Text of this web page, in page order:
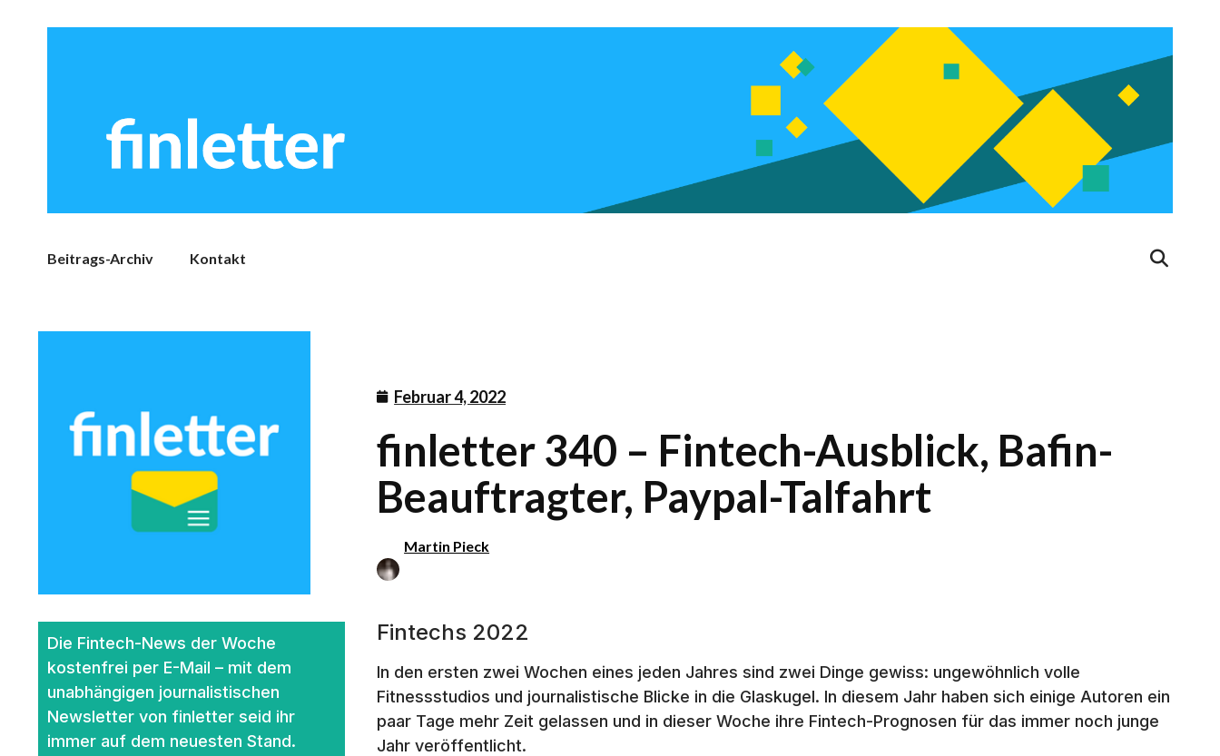
Beitrags-Archiv Kontakt
Februar 4, 2022
finletter 340 – Fintech-Ausblick, Bafin-
Beauftragter, Paypal-Talfahrt
Martin Pieck
Die Fintech-News der Woche
kostenfrei per E-Mail – mit dem
unabhängigen journalistischen
Newsletter von finletter seid ihr
immer auf dem neuesten Stand.
Fintechs 2022
In den ersten zwei Wochen eines jeden Jahres sind zwei Dinge gewiss: ungewöhnlich volle
Fitnessstudios und journalistische Blicke in die Glaskugel. In diesem Jahr haben sich einige Autoren ein
paar Tage mehr Zeit gelassen und in dieser Woche ihre Fintech-Prognosen für das immer noch junge
Jahr veröffentlicht.